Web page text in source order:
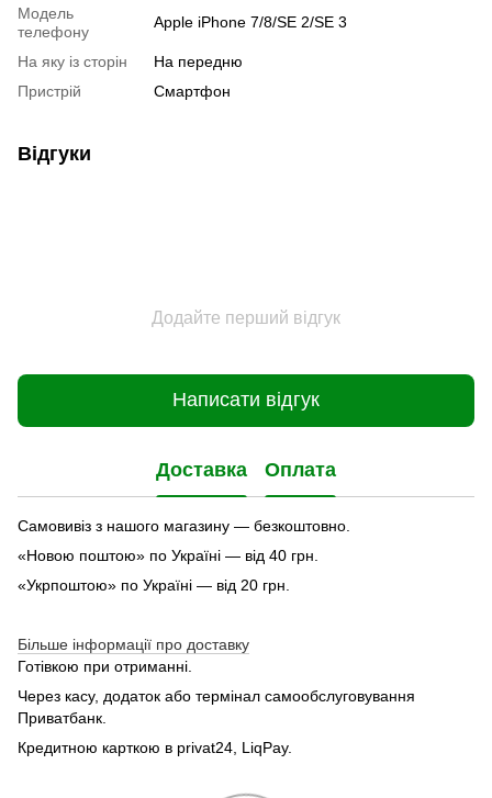
Модель
телефону
Apple iPhone 7/8/SE 2/SE 3
На яку із сторін
На передню
Пристрiй
Смартфон
Відгуки
Додайте перший відгук
Написати відгук
Доставка Оплата
Самовивіз з нашого магазину — безкоштовно.
«Новою поштою» по Україні — від 40 грн.
«Укрпоштою» по Україні — від 20 грн.
Більше інформації про доставку
Готівкою при отриманні.
Через касу, додаток або термінал самообслуговування
Приватбанк.
Кредитною карткою в privat24, LiqPay.